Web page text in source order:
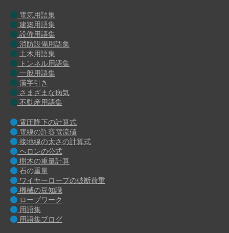
電気用語集
建築用語集
設備用語集
消防設備用語集
土木用語集
トンネル用語集
一般用語集
漢字引き
さまざまな病気
不動産用語集
電圧降下の計算式
電線の許容電流値
接地線の太さの計算式
ヘロンの公式
樹木の重量計算
石の重量
ワイヤーロープの破断荷重
機械の豆知識
ロープワーク
用語集
用語集ブログ